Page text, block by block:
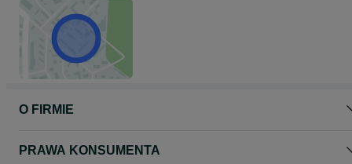
O FIRMIE
PRAWA KONSUMENTA